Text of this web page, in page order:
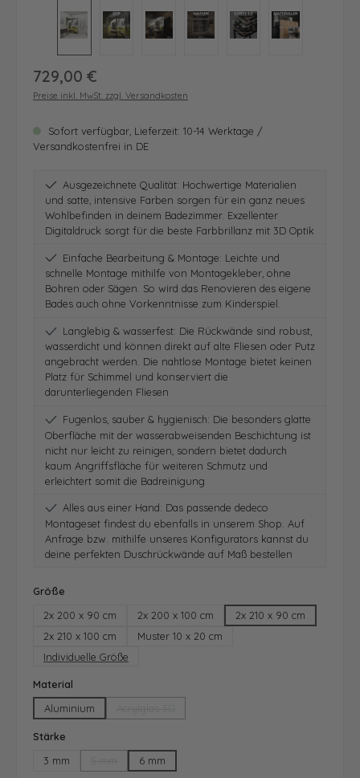
Regulärer Preis:
729,00 €
Preise inkl. MwSt. zzgl. Versandkosten
Sofort verfügbar, Lieferzeit: 10-14 Werktage /
Versandkostenfrei in DE
Ausgezeichnete Qualität: Hochwertige Materialien
und satte, intensive Farben sorgen für ein ganz neues
Wohlbefinden in deinem Badezimmer. Exzellenter
Digitaldruck sorgt für die beste Farbbrillanz mit 3D Optik
Einfache Bearbeitung & Montage: Leichte und
schnelle Montage mithilfe von Montagekleber, ohne
Bohren oder Sägen. So wird das Renovieren des eigene
Bades auch ohne Vorkenntnisse zum Kinderspiel.
Langlebig & wasserfest: Die Rückwände sind robust,
wasserdicht und können direkt auf alte Fliesen oder Putz
angebracht werden. Die nahtlose Montage bietet keinen
Platz für Schimmel und konserviert die
darunterliegenden Fliesen
Fugenlos, sauber & hygienisch: Die besonders glatte
Oberfläche mit der wasserabweisenden Beschichtung ist
nicht nur leicht zu reinigen, sondern bietet dadurch
kaum Angriffsfläche für weiteren Schmutz und
erleichtert somit die Badreinigung
Alles aus einer Hand: Das passende dedeco
Montageset findest du ebenfalls in unserem Shop. Auf
Anfrage bzw. mithilfe unseres Konfigurators kannst du
deine perfekten Duschrückwände auf Maß bestellen
Größe
2x 200 x 90 cm
2x 200 x 100 cm
2x 210 x 90 cm
2x 210 x 100 cm
Muster 10 x 20 cm
Individuelle Größe
Material
Aluminium
Stärke
3 mm
(Diese Option ist zurzeit nicht verfügbar.)
6 mm